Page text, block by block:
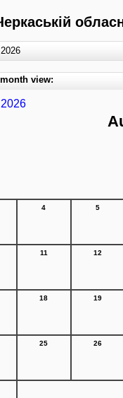
view:
4 5
11 12
18 19
25 26